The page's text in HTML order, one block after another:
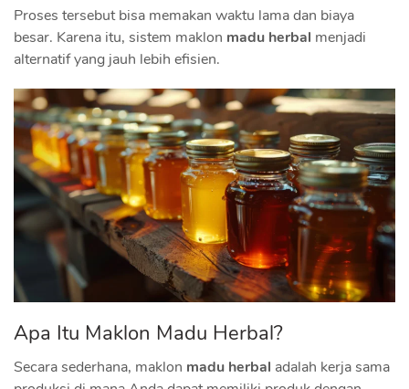
Proses tersebut bisa memakan waktu lama dan biaya
besar. Karena itu, sistem maklon madu herbal menjadi
alternatif yang jauh lebih efisien.
Apa Itu Maklon Madu Herbal?
Secara sederhana, maklon madu herbal adalah kerja sama